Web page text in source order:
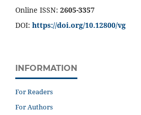
Online ISSN: 2605-3357
DOI: https://doi.org/10.12800/vg
INFORMATION
For Readers
For Authors